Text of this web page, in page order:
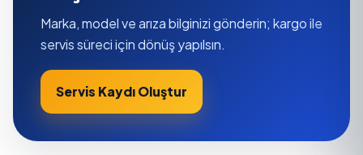
Marka, model ve arıza bilginizi gönderin; kargo ile
servis süreci için dönüş yapılsın.
Servis Kaydı Oluştur